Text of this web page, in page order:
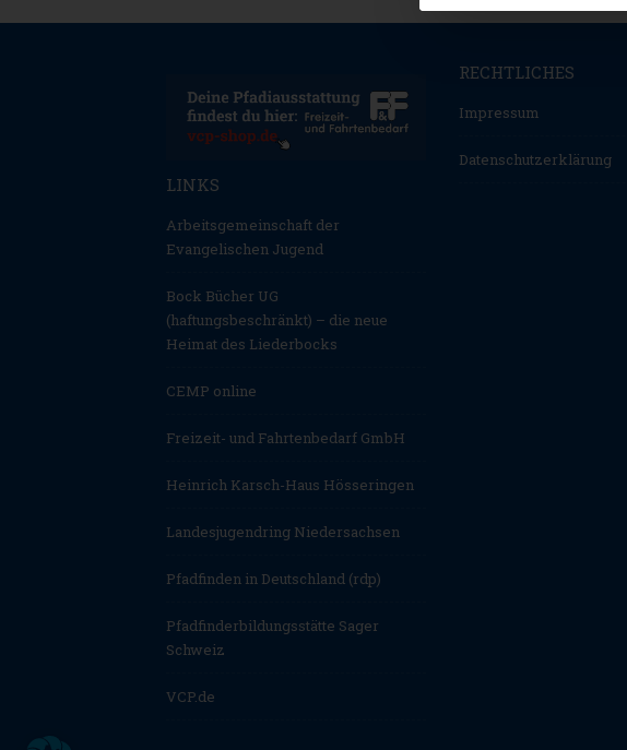
LINKS
Arbeitsgemeinschaft der
Evangelischen Jugend
Bock Bücher UG
(haftungsbeschränkt) – die neue
Heimat des Liederbocks
CEMP online
Freizeit- und Fahrtenbedarf GmbH
Heinrich Karsch-Haus Hösseringen
Landesjugendring Niedersachsen
Pfadfinden in Deutschland (rdp)
Pfadfinderbildungsstätte Sager
Schweiz
VCP.de
RECHTLICHES
Impressum
Datenschutzerklärung